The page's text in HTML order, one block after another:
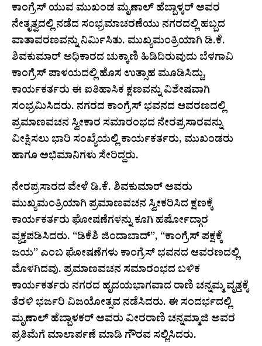
ಕಾಂಗ್ರೆಸ್ ಯುವ ಮುಖಂಡ ಮೃಣಾಲ್‌ ಹೆಬ್ಬಾಳ್ಕರ್ ಅವರ
ನೇತೃತ್ವದಲ್ಲಿ ನಡೆದ ಸಂಭ್ರಮಾಚರಣೆಯು ನಗರದಲ್ಲಿ ಹಬ್ಬದ
ವಾತಾವರಣವನ್ನು ನಿರ್ಮಿಸಿತು. ಮುಖ್ಯಮಂತ್ರಿಯಾಗಿ ಡಿ.ಕೆ.
ಶಿವಕುಮಾರ್ ಅಧಿಕಾರದ ಚುಕ್ಕಾಣಿ ಹಿಡಿದಿರುವುದು ಬೆಳಗಾವಿ
ಕಾಂಗ್ರೆಸ್ ಪಾಳಯದಲ್ಲಿ ಹೊಸ ಉತ್ಸಾಹ ಮೂಡಿಸಿದ್ದು,
ಕಾರ್ಯಕರ್ತರು ಈ ಐತಿಹಾಸಿಕ ಕ್ಷಣವನ್ನು ವಿಶೇಷವಾಗಿ
ಸಂಭ್ರಮಿಸಿದರು. ನಗರದ ಕಾಂಗ್ರೆಸ್ ಭವನದ ಆವರಣದಲ್ಲಿ
ಪ್ರಮಾಣವಚನ ಸ್ವೀಕಾರ ಸಮಾರಂಭದ ನೇರಪ್ರಸಾರವನ್ನು
ವೀಕ್ಷಿಸಲು ಭಾರಿ ಸಂಖ್ಯೆಯಲ್ಲಿ ಕಾರ್ಯಕರ್ತರು, ಮುಖಂಡರು
ಹಾಗೂ ಅಭಿಮಾನಿಗಳು ಸೇರಿದ್ದರು.
ನೇರಪ್ರಸಾರದ ವೇಳೆ ಡಿ.ಕೆ. ಶಿವಕುಮಾರ್ ಅವರು
ಮುಖ್ಯಮಂತ್ರಿಯಾಗಿ ಪ್ರಮಾಣವಚನ ಸ್ವೀಕರಿಸಿದ ಕ್ಷಣಕ್ಕೆ
ಕಾರ್ಯಕರ್ತರು ಘೋಷಣೆಗಳನ್ನು ಕೂಗಿ ಹರ್ಷೋದ್ಗಾರ
ವ್ಯಕ್ತಪಡಿಸಿದರು. “ಡಿಕೆಶಿ ಜಿಂದಾಬಾದ್”, “ಕಾಂಗ್ರೆಸ್ ಪಕ್ಷಕ್ಕೆ
ಜಯ” ಎಂಬ ಘೋಷಣೆಗಳು ಕಾಂಗ್ರೆಸ್ ಭವನದ ಆವರಣದಲ್ಲಿ
ಮೊಳಗಿದವು. ಪ್ರಮಾಣವಚನ ಸಮಾರಂಭದ ಬಳಿಕ
ಕಾರ್ಯಕರ್ತರು ನಗರದ ಹೃದಯಭಾಗವಾದ ರಾಣಿ ಚನ್ನಮ್ಮ ವೃತ್ತಕ್ಕೆ
ತೆರಳಿ ಭರ್ಜರಿ ವಿಜಯೋತ್ಸವ ನಡೆಸಿದರು. ಈ ಸಂದರ್ಭದಲ್ಲಿ
ಮೃಣಾಲ್ ಹೆಬ್ಬಾಳಕರ್ ಅವರು ವೀರರಾಣಿ ಚನ್ನಮ್ಮಾಜಿ ಅವರ
ಪ್ರತಿಮೆಗೆ ಮಾಲಾರ್ಪಣೆ ಮಾಡಿ ಗೌರವ ಸಲ್ಲಿಸಿದರು.